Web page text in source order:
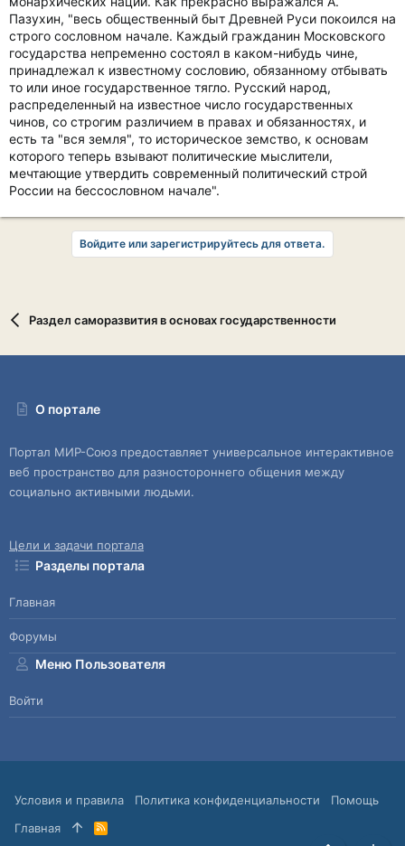
Пазухин, "весь общественный быт Древней Руси покоился на
строго сословном начале. Каждый гражданин Московского
государства непременно состоял в каком-нибудь чине,
принадлежал к известному сословию, обязанному отбывать
то или иное государственное тягло. Русский народ,
распределенный на известное число государственных
чинов, со строгим различием в правах и обязанностях, и
есть та "вся земля", то историческое земство, к основам
которого теперь взывают политические мыслители,
мечтающие утвердить современный политический строй
России на бессословном начале".
Войдите или зарегистрируйтесь для ответа.
Раздел саморазвития в основах государственности
О портале
Портал МИР-Союз предоставляет универсальное интерактивное
веб пространство для разностороннего общения между
социально активными людьми.
Цели и задачи портала
Разделы портала
Главная
Форумы
Меню Пользователя
Войти
Условия и правила Политика конфиденциальности
Помощь
Главная
R
S